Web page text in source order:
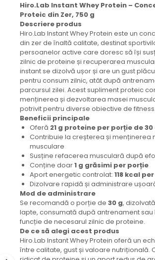
Hiro.Lab Instant Whey Protein –
Proteic din Zer, 750 g
Descriere produs
Hiro.Lab Instant Whey Protein este un
din zer de înaltă calitate, destinat
persoanelor active care doresc să își
zilnic de proteine și recuperarea
instant se dizolvă ușor și are un gust
pentru consum zilnic, atât după
parcursul zilei. Acest supliment proteic
menținerea și dezvoltarea masei
potrivit pentru diverse obiective de fitness.
Beneficii principale
Oferă 21 g proteine per porție de 30
Contribuie la creșterea și menținerea
musculare
Susține refacerea musculară după
Conține doar1 g grăsimi per porție
Aport energetic controlat: 118 kcal
Dizolvare rapidă și administrare
Mod de administrare
Se recomandă o porție de 30 g,
lapte, consumată după antrenament sau
funcție de necesarul zilnic de proteine.
De ce să alegi acest produs
Hiro.Lab Instant Whey Protein oferă un
între calitate, gust și valoare nutrițională.